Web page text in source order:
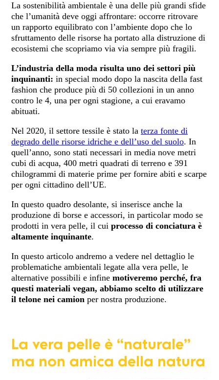
La sostenibilità ambientale è una delle più grandi sfide
che l’umanità deve oggi affrontare: occorre ritrovare
un rapporto equilibrato con l’ambiente dopo che lo
sfruttamento delle risorse ha portato alla distruzione di
ecosistemi che scopriamo via via sempre più fragili.
L’industria della moda risulta uno dei settori più
inquinanti: in special modo dopo la nascita della fast
fashion che produce più di 50 collezioni in un anno
contro le 4, una per ogni stagione, a cui eravamo
abituati.
Nel 2020, il settore tessile è stato la terza fonte di
degrado delle risorse idriche e dell’uso del suolo. In
quell’anno, sono stati necessari in media nove metri
cubi di acqua, 400 metri quadrati di terreno e 391
chilogrammi di materie prime per fornire abiti e scarpe
per ogni cittadino dell’UE.
In questo quadro desolante, si inserisce anche la
produzione di borse e accessori, in particolar modo se
prodotti in vera pelle, il cui processo di conciatura è
altamente inquinante.
In questo articolo andremo a vedere nel dettaglio le
problematiche ambientali legate alla vera pelle, le
alternative possibili e infine motiveremo perché, fra
questi materiali vegan, abbiamo scelto di utilizzare
il telone nei camion per nostra produzione.
La vera pelle è “naturale”
ma non amica della natura